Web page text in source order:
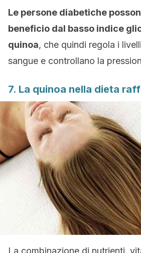
Le persone diabetiche
beneficio dal basso indice
quinoa, che quindi regola i
sangue e controllano la
7. La quinoa nella dieta
La combinazione di nutrienti,